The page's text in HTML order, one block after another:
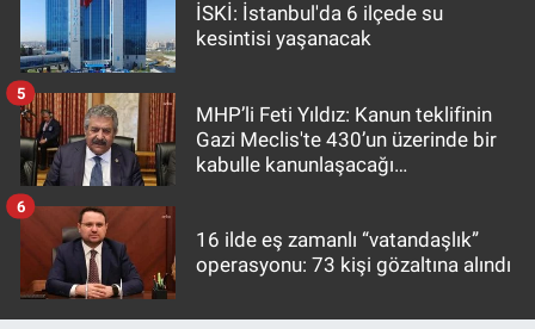
İSKİ: İstanbul'da 6 ilçede su
kesintisi yaşanacak
MHP’li Feti Yıldız: Kanun teklifinin
Gazi Meclis'te 430’un üzerinde bir
kabulle kanunlaşacağı
5
16 ilde eş zamanlı “vatandaşlık”
operasyonu: 73 kişi gözaltına alındı
6